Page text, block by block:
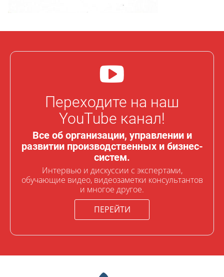
Переходите на наш
YouTube канал!
Все об организации, управлении и
развитии производственных и бизнес-
систем.
Интервью и дискуссии с экспертами,
обучающие видео, видеозаметки консультантов
и многое другое.
ПЕРЕЙТИ